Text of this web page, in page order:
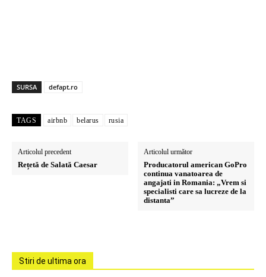
SURSA defapt.ro
TAGS airbnb belarus rusia
Articolul precedent
Rețetă de Salată Caesar
Articolul următor
Producatorul american GoPro
continua vanatoarea de
angajati in Romania: „Vrem si
specialisti care sa lucreze de la
distanta”
Stiri de ultima ora